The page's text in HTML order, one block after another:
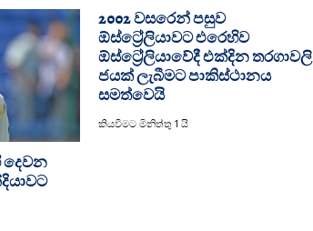
2002 වසරෙන් පසුව
ඕස්ට්‍රේලියාවට එරෙහිව
ඕස්ට්‍රේලියාවේදී එක්දින තරගාවලි
ජයක් ලැබීමට පාකිස්ථානය
සමත්වෙයි
කියවීමට මිනිත්තු 1 යි